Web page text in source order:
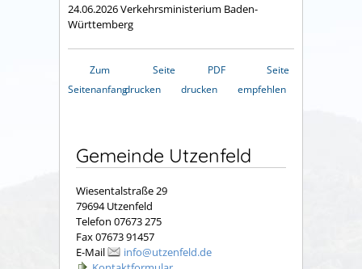
24.06.2026 Verkehrsministerium Baden-
Württemberg
Zum
Seitenanfang
Seite
drucken
PDF
drucken
Seite
empfehlen
Gemeinde Utzenfeld
Wiesentalstraße 29
79694 Utzenfeld
Telefon 07673 275
Fax 07673 91457
E-Mail
info@utzenfeld.de